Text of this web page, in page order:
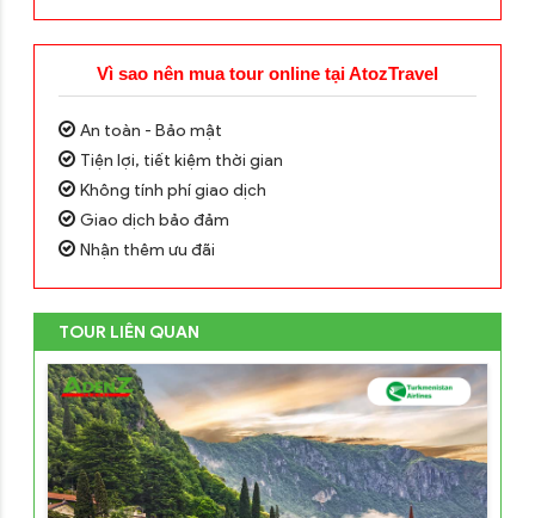
Vì sao nên mua tour online tại AtozTravel
An toàn - Bảo mật
Tiện lợi, tiết kiệm thời gian
Không tính phí giao dịch
Giao dịch bảo đảm
Nhận thêm ưu đãi
TOUR LIÊN QUAN